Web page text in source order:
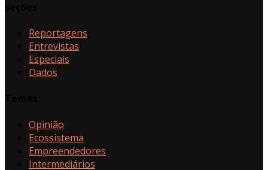
Reportagens
Entrevistas
Especiais
Dados
Opinião
Ecossistema
Empreendedores
Intermediários